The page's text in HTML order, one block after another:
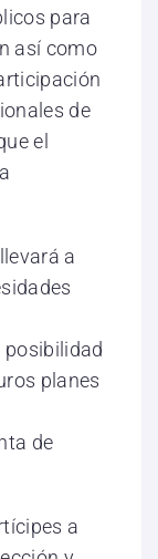
para
así como
de
el
a
planes
de
a